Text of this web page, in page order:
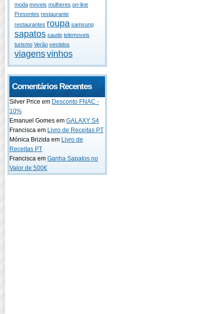
moda moveis mulheres on-line
Presentes restaurante
restaurantes roupa samsung
sapatos saude telemoveis
turismo Verão vestidos
viagensvinhos
Comentários Recentes
Silver Price em Desconto FNAC -
10%
Emanuel Gomes em GALAXY S4
Francisca em Livro de Receitas PT
Mónica Brizida em Livro de
Receitas PT
Francisca em Ganha Sapatos no
Valor de 500€